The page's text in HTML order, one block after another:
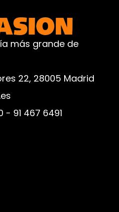
más grande de
22, 28005 Madrid
- 91 467 6491